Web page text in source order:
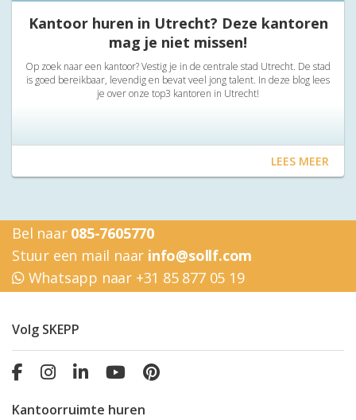
Kantoor huren in Utrecht? Deze kantoren
mag je niet missen!
Op zoek naar een kantoor? Vestig je in de centrale stad Utrecht. De stad
is goed bereikbaar, levendig en bevat veel jong talent. In deze blog lees
je over onze top3 kantoren in Utrecht!
LEES MEER
Bel naar 085-7605770
Stuur een mail naar info@sollf.com
Whatsapp naar +31 85 877 05 19
Volg SKEPP
Kantoorruimte huren